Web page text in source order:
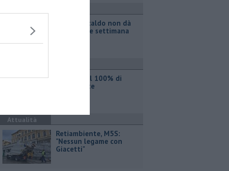
Il grande caldo non dà
tregua, fine settimana
Iren sale al 100% di
Etambiente
Attualità
Retiambiente, M5S:
"Nessun legame con
Giacetti"